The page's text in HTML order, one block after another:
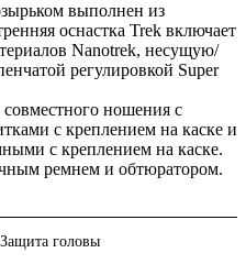
выполнен из
оснастка Trek включает
Nanotrek, несущую/
регулировкой Super
ношения с
с креплением на каске и
с креплением на каске.
ремнем и обтюратором.
Защита головы